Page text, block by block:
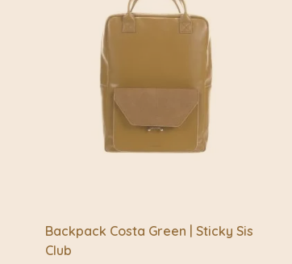
Backpack Costa Green | Sticky Sis
Club